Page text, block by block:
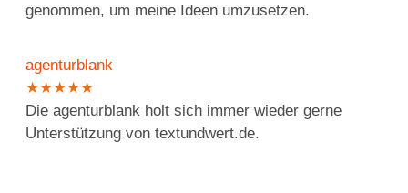
genommen, um meine Ideen umzusetzen.
agenturblank
★★★★★
Die agenturblank holt sich immer wieder gerne
Unterstützung von textundwert.de.